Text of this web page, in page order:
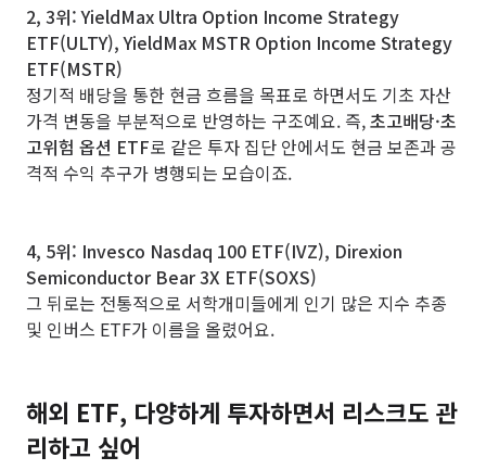
2, 3위: YieldMax Ultra Option Income Strategy
ETF(ULTY), YieldMax MSTR Option Income Strategy
ETF(MSTR)
정기적 배당을 통한 현금 흐름을 목표로 하면서도 기초 자산
가격 변동을 부분적으로 반영하는 구조예요. 즉,초고배당·초
고위험 옵션 ETF로 같은 투자 집단 안에서도 현금 보존과 공
격적 수익 추구가 병행되는 모습이죠.
4, 5위: Invesco Nasdaq 100 ETF(IVZ), Direxion
Semiconductor Bear 3X ETF(SOXS)
그 뒤로는 전통적으로 서학개미들에게 인기 많은 지수 추종
및 인버스 ETF가 이름을 올렸어요.
해외 ETF, 다양하게 투자하면서 리스크도 관
리하고 싶어